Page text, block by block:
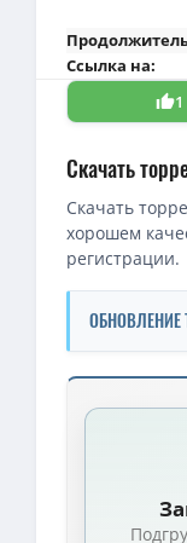
Ссылка на:
1
Скачать
Скачать
хорошем
регистрации.
ОБНОВЛЕНИЕ
Скачать
Корни зла
1080p — Корни
1080p — Корни